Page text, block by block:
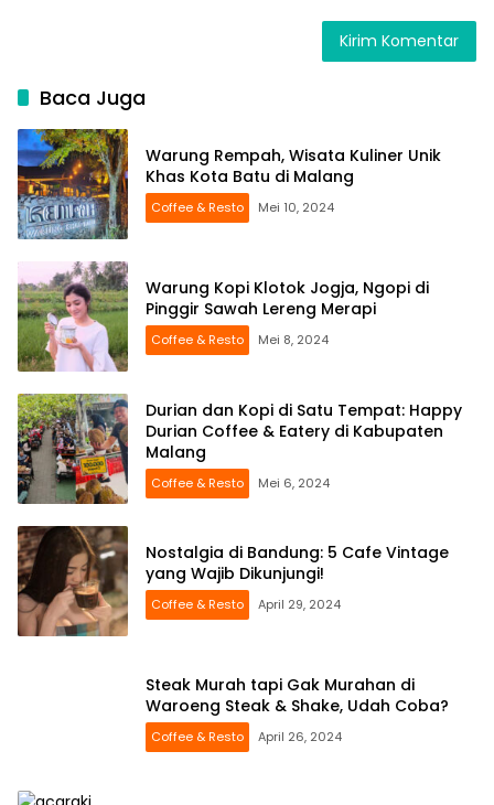
Baca Juga
Warung Rempah, Wisata Kuliner Unik
Khas Kota Batu di Malang
Coffee & Resto Mei 10, 2024
Warung Kopi Klotok Jogja, Ngopi di
Pinggir Sawah Lereng Merapi
Coffee & Resto Mei 8, 2024
Durian dan Kopi di Satu Tempat: Happy
Durian Coffee & Eatery di Kabupaten
Malang
Coffee & Resto Mei 6, 2024
Nostalgia di Bandung: 5 Cafe Vintage
yang Wajib Dikunjungi!
Coffee & Resto April 29, 2024
Steak Murah tapi Gak Murahan di
Waroeng Steak & Shake, Udah Coba?
Coffee & Resto April 26, 2024